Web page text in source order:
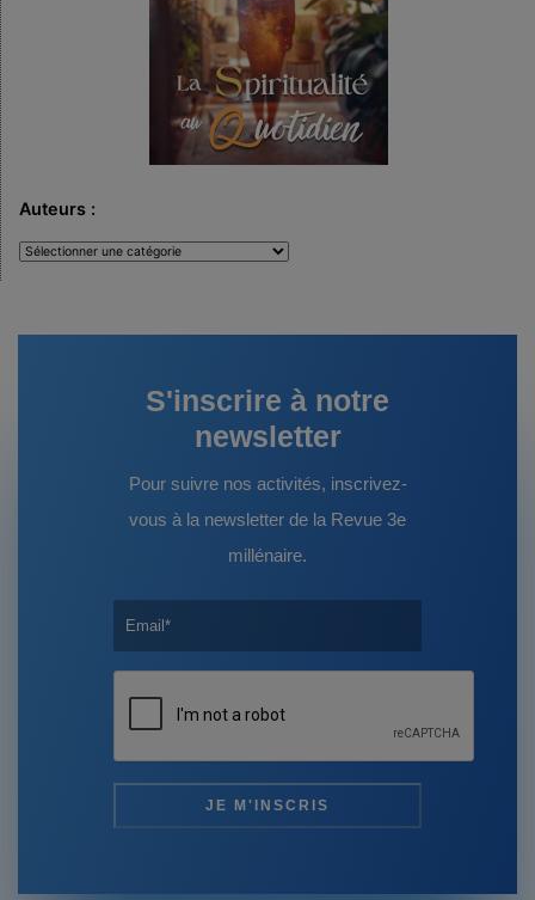
Auteurs :
Auteurs
:
S'inscrire à notre
newsletter
Pour suivre nos activités, inscrivez-
vous à la newsletter de la Revue 3e
millénaire.